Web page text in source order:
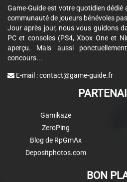
Game-Guide est votre quotidien dédié
communauté de joueurs bénévoles
Jour après jour, nous vous guidons
PC et consoles (PS4, Xbox One et
aperçu. Mais aussi
concours...
E-mail :contact@game-guide.fr
Gamikaze
ZeroPing
Blog de RpGmAx
Depositphotos.com
BON